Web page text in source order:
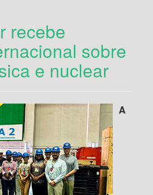
recebe
sobre
e nuclear
A